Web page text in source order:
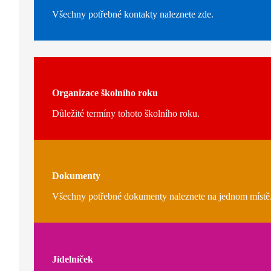
Všechny potřebné kontakty naleznete zde.
Organizace školního roku
Důležité termíny tohoto školního roku.
Dokumenty
Všechny potřebné dokumenty naleznete na jednom
Jídelníček